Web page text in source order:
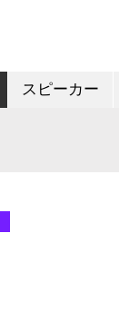
スピーカー